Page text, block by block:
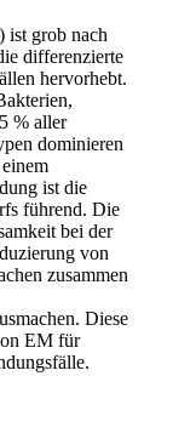
grob nach
differenzierte
hervorhebt.
% aller
dominieren
ist die
führend. Die
bei der
von
zusammen
Diese
EM für